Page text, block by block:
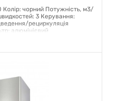
чорний Потужність, м3/
3 Керування:
рециркуляція
алюмінієвий